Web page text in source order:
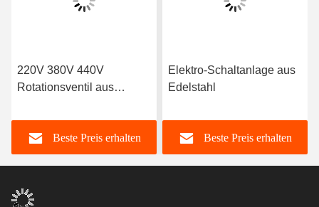
220V 380V 440V
Rotationsventil aus
Beste Preis erhalten
Elektro-Schaltanlage aus
Edelstahl
Beste Preis erhalten